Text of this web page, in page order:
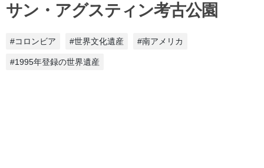
サン・アグスティン考古公園
#コロンビア #世界文化遺産 #南アメリカ
#1995年登録の世界遺産